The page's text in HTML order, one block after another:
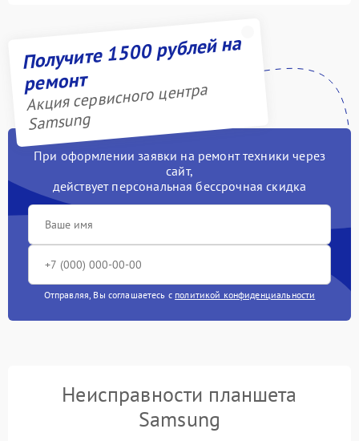
Получите 1500 рублей на
ремонт
Акция сервисного центра
Samsung
При оформлении заявки на ремонт техники через
сайт,
действует персональная бессрочная скидка
Отправляя, Вы соглашаетесь с политикой конфиденциальности
Неисправности планшета
Samsung